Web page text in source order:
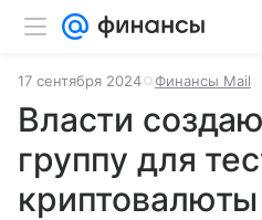
17 сентября 2024 Финансы Mail
Власти
группу для
криптовалюты